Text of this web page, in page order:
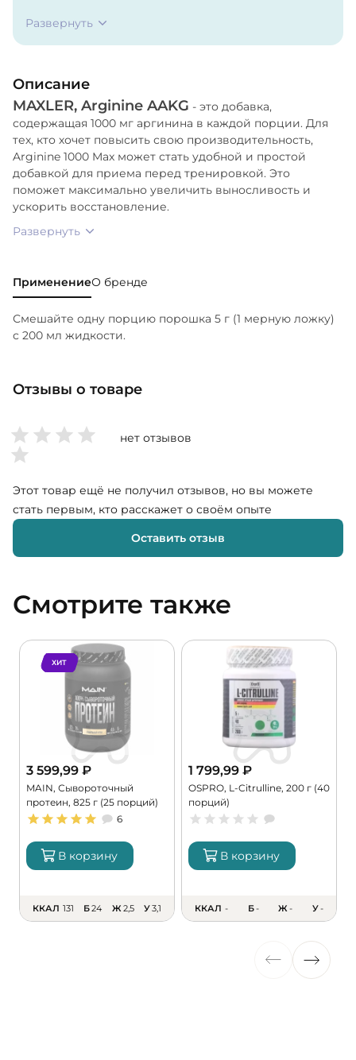
Развернуть
Описание
MAXLER, Arginine AAKG - это добавка,
содержащая 1000 мг аргинина в каждой порции. Для
тех, кто хочет повысить свою производительность,
Arginine 1000 Max может стать удобной и простой
добавкой для приема перед тренировкой. Это
поможет максимально увеличить выносливость и
ускорить восстановление.
Развернуть
ПрименениеО бренде
Смешайте одну порцию порошка 5 г (1 мерную ложку)
с 200 мл жидкости.
Отзывы о товаре
нет отзывов
Этот товар ещё не получил отзывов, но вы можете
стать первым, кто расскажет о своём опыте
Оставить отзыв
Смотрите также
ХИТ
3 599,99 ₽
MAIN, Сывороточный
протеин, 825 г (25 порций)
6
В корзину
ККАЛ 131 Б24 Ж2,5 У3,1
1 799,99 ₽
OSPRO, L-Citrulline, 200 г (40
порций)
В корзину
ККАЛ - Б- Ж- У-